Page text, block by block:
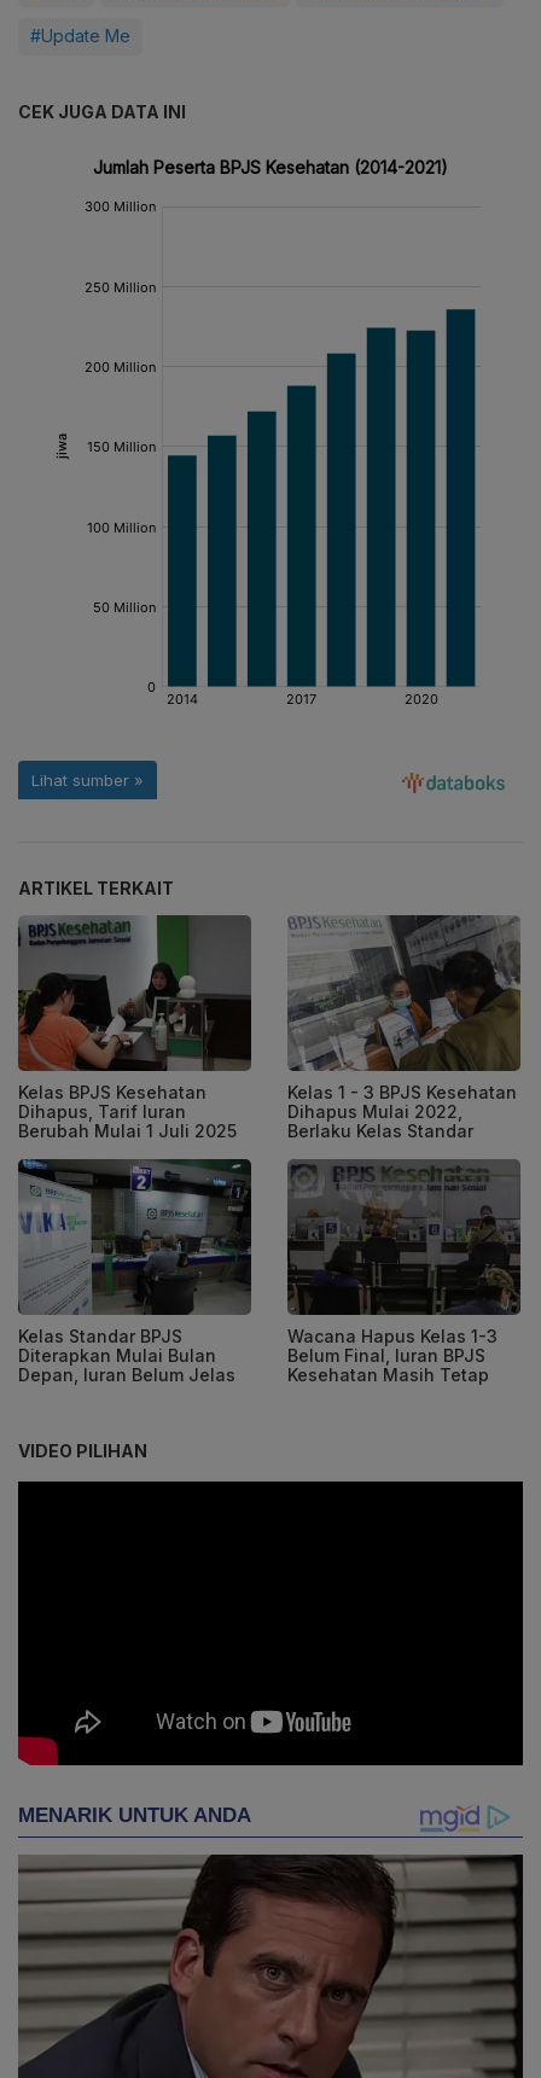
#Update Me
CEK JUGA DATA INI
ARTIKEL TERKAIT
Kelas BPJS Kesehatan
Dihapus, Tarif Iuran
Berubah Mulai 1 Juli 2025
Kelas 1 - 3 BPJS Kesehatan
Dihapus Mulai 2022,
Berlaku Kelas Standar
Kelas Standar BPJS
Diterapkan Mulai Bulan
Depan, Iuran Belum Jelas
Wacana Hapus Kelas 1-3
Belum Final, Iuran BPJS
Kesehatan Masih Tetap
VIDEO PILIHAN